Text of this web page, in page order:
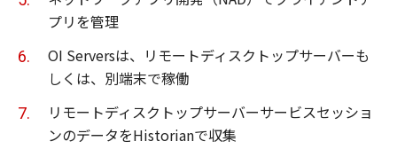
プリを管理
OI Serversは、リモートディスクトップサーバーも
しくは、別端末で稼働
リモートディスクトップサーバーサービスセッショ
ンのデータをHistorianで収集